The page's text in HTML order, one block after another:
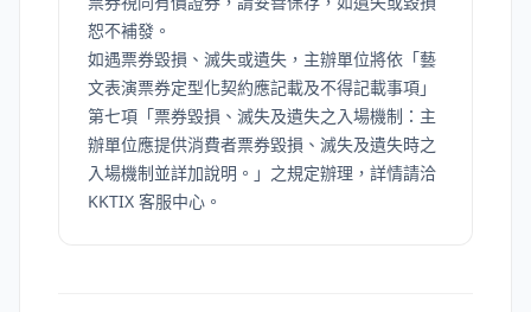
恕不補發。
如遇票券毀損、滅失或遺失，主辦單位將依「藝
文表演票券定型化契約應記載及不得記載事項」
第七項「票券毀損、滅失及遺失之入場機制：主
辦單位應提供消費者票券毀損、滅失及遺失時之
入場機制並詳加說明。」之規定辦理，詳情請洽
KKTIX 客服中心。